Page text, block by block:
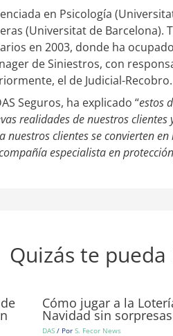
en Psicología
(Universitat de Barcelona).
en 2003, donde ha
de Siniestros, con
el de Judicial-Recobro.
Seguros, ha explicado “estos
realidades de nuestros
nuestros clientes se convierten
especialista en
Quizás te
Cómo jugar a la
Navidad sin sorpresas
DAS / Por S. Fecor News